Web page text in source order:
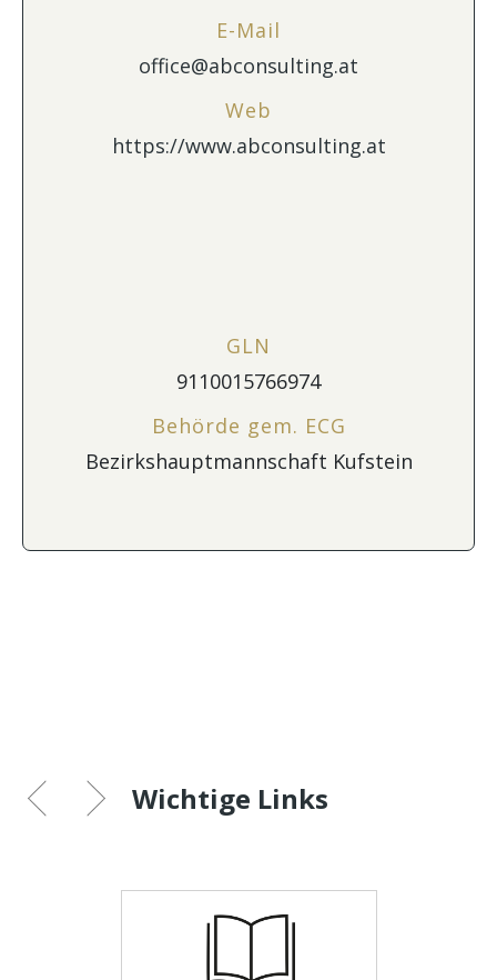
E-Mail
office@abconsulting.at
Web
https://www.abconsulting.at
GLN
9110015766974
Behörde gem. ECG
Bezirkshauptmannschaft Kufstein
Wichtige Links